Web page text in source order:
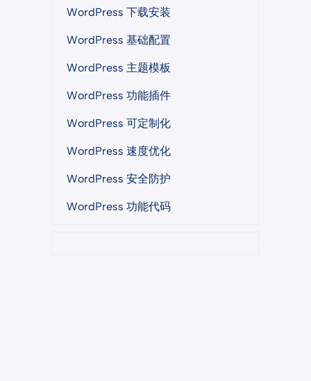
WordPress 下载安装
WordPress 基础配置
WordPress 主题模板
WordPress 功能插件
WordPress 可定制化
WordPress 速度优化
WordPress 安全防护
WordPress 功能代码